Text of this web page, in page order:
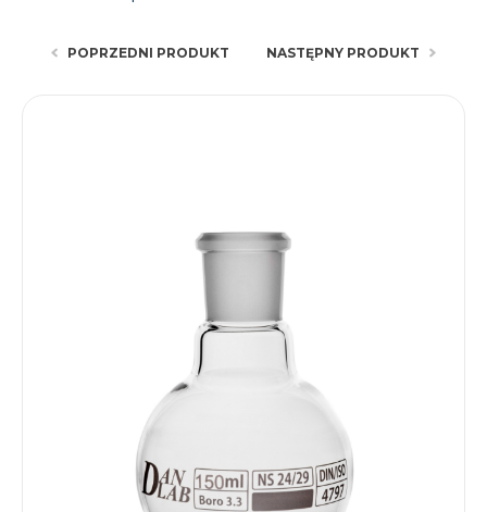
POPRZEDNI PRODUKT NASTĘPNY PRODUKT